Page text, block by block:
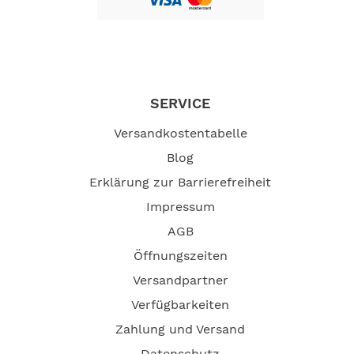
Gleitfahrt bei minimalem Verbrauch schneller erreicht.
Experten Tipps direkt von Honda:
Folgen Sie einfach diesem Link, zu weiteren hilfreichen
der Bedienungsanleitung,Wartungstipps usw.
https://www.hondappsv.com/contents/top/HME/de/1221/
SOHC - 3 Zylinder
808
70 x 70
SERVICE
Versandkostentabelle
Blog
Erklärung zur Barrierefreiheit
Impressum
AGB
Öffnungszeiten
Versandpartner
Verfügbarkeiten
Zahlung und Versand